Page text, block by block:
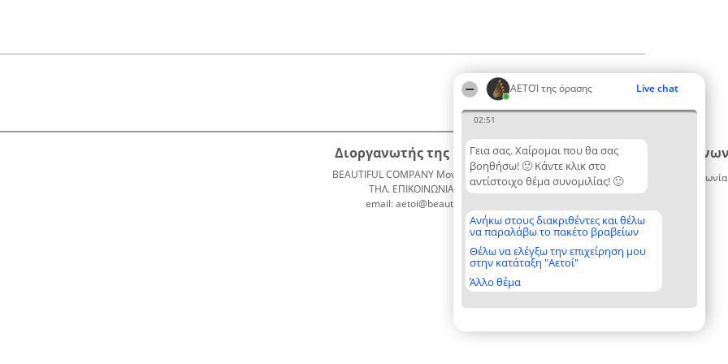
ΑΕΤΟΊ της όρασης Live chat
02:51
Γεια σας. Χαίρομαι που θα σας
βοηθήσω! 🙂 Κάντε κλικ στο
αντίστοιχο θέμα συνομιλίας! 🙂
Ανήκω στους διακριθέντες και θέλω
να παραλάβω το πακέτο βραβείων
Θέλω να ελέγξω την επιχείρηση μου
στην κατάταξη "Αετοί"
Άλλο θέμα
Διοργανωτής της κατάταξης
BEAUTIFUL COMPANY Μονοπρόσωπη ΙΚΕ
ΤΗΛ. ΕΠΙΚΟΙΝΩΝΙΑΣ: 2104128019
email: aetoi@beautifulcompany.co
Κατάταξη
Διακριθέντες
Λίστα
διακριθέντων
Μεθοδολογία
Όροι &
προϋποθέσεις
ΑΠΟΡΡΗΤΟΥ
Επικοινωνία